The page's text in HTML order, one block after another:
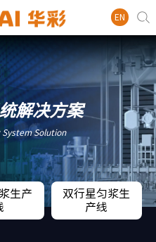
EN
解决方案
Solution
生产
双行星匀浆生
产线